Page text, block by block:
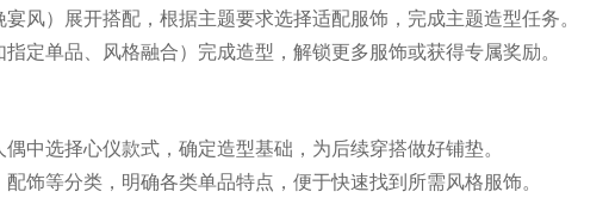
风）展开搭配，根据主题要求选择适配服饰，完成主题造型任务。
定单品、风格融合）完成造型，解锁更多服饰或获得专属奖励。
中选择心仪款式，确定造型基础，为后续穿搭做好铺垫。
饰等分类，明确各类单品特点，便于快速找到所需风格服饰。